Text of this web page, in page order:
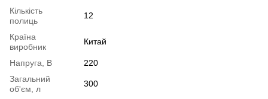
Кількість
полиць
12
Країна
виробник
Китай
Напруга, В
220
Загальний
об'єм, л
300